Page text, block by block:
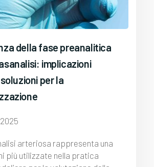
della fase preanalitica
implicazioni
per la
arteriosa rappresenta una
più utilizzate nella pratica